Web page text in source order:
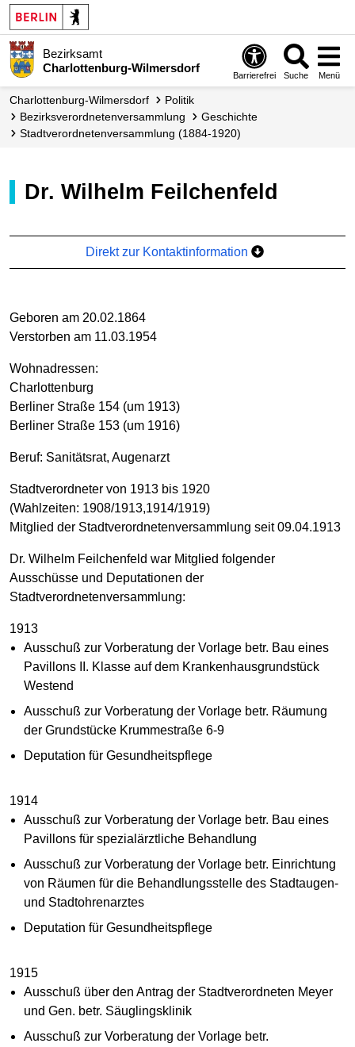
Bezirksamt
Charlottenburg-Wilmersdorf
Barrierefrei Suche Menü
Charlottenburg-Wilmersdorf
Politik
Bezirks­verordneten­versammlung
Geschichte
Stadtverordnetenversammlung (1884-1920)
Dr. Wilhelm Feilchenfeld
Direkt zur Kontaktinformation
Geboren am 20.02.1864
Verstorben am 11.03.1954
Wohnadressen:
Charlottenburg
Berliner Straße 154 (um 1913)
Berliner Straße 153 (um 1916)
Beruf: Sanitätsrat, Augenarzt
Stadtverordneter von 1913 bis 1920
(Wahlzeiten: 1908/1913,1914/1919)
Mitglied der Stadtverordnetenversammlung seit 09.04.1913
Dr. Wilhelm Feilchenfeld war Mitglied folgender
Ausschüsse und Deputationen der
Stadtverordnetenversammlung:
1913
Ausschuß zur Vorberatung der Vorlage betr. Bau eines
Pavillons II. Klasse auf dem Krankenhausgrundstück
Westend
Ausschuß zur Vorberatung der Vorlage betr. Räumung
der Grundstücke Krummestraße 6-9
Deputation für Gesundheitspflege
1914
Ausschuß zur Vorberatung der Vorlage betr. Bau eines
Pavillons für spezialärztliche Behandlung
Ausschuß zur Vorberatung der Vorlage betr. Einrichtung
von Räumen für die Behandlungsstelle des Stadtaugen-
und Stadtohrenarztes
Deputation für Gesundheitspflege
1915
Ausschuß über den Antrag der Stadtverordneten Meyer
und Gen. betr. Säuglingsklinik
Ausschuß zur Vorberatung der Vorlage betr.